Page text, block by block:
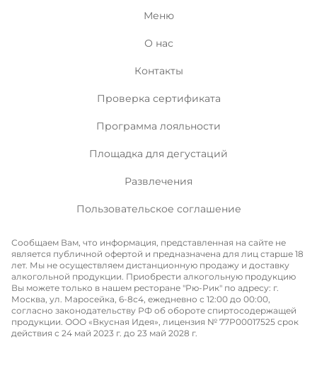
Меню
О нас
Контакты
Проверка сертификата
Программа лояльности
Площадка для дегустаций
Развлечения
Пользовательское соглашение
Сообщаем Вам, что информация, представленная на сайте не
является публичной офертой и предназначена для лиц старше 18
лет. Мы не осуществляем дистанционную продажу и доставку
алкогольной продукции. Приобрести алкогольную продукцию
Вы можете только в нашем ресторане "Рю-Рик" по адресу: г.
Москва, ул. Маросейка, 6-8с4, ежедневно с 12:00 до 00:00,
согласно законодательству РФ об обороте спиртосодержащей
продукции. ООО «Вкусная Идея», лицензия № 77P00017525 срок
действия с 24 май 2023 г. до 23 май 2028 г.